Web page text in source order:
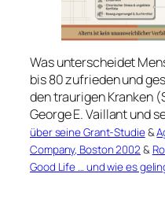
Was unterscheidet
bis 80 zufrieden und
den traurigen Kranken (
George E. Vaillant und
über seine Grant-Studie&
Company, Boston 2002 &
Good Life … und wie es